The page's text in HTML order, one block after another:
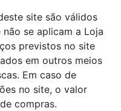
site são válidos
se aplicam a Loja
previstos no site
em outros meios
Em caso de
no site, o valor
compras.